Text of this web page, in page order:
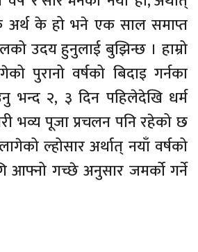
अर्थ के हो भने एक साल समाप्त
उदय हुनुलाई बुझिन्छ । हाम्रो
पुरानो वर्षको बिदाइ गर्नका
भन्द २, ३ दिन पहिलेदेखि धर्म
भव्य पूजा प्रचलन पनि रहेको छ
ल्होसार अर्थात् नयाँ वर्षको
आफ्नो गच्छे अनुसार जमर्को गर्ने